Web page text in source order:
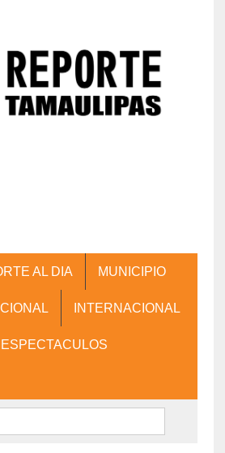
AL DIA MUNICIPIO
INTERNACIONAL
ESPECTACULOS